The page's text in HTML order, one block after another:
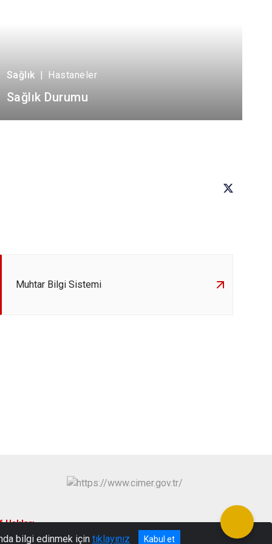
Sağlık | Hastaneler
Sağlık Durumu
Muhtar Bilgi Sistemi
Hakları
bilgi edinmek için tıklayınız Kabul et